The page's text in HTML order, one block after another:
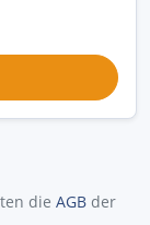
die AGB der